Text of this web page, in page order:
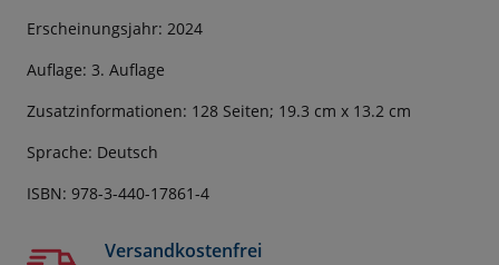
Erscheinungsjahr: 2024
Auflage: 3. Auflage
Zusatzinformationen: 128 Seiten; 19.3 cm x 13.2 cm
Sprache: Deutsch
ISBN: 978-3-440-17861-4
Versandkostenfrei